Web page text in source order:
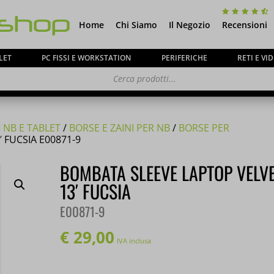
PC FISSI E WORKSTATION PERIFERICHE RETI E
Home Chi Siamo Il Negozio Recensioni
NB E TABLET/ BORSE E ZAINI PER NB/ BORSE PER
FUCSIA E00871-9
BOMBATA SLEEVE LAPTOP
13′ FUCSIA
E00871-9
€29,00 IVA inclusa
e tutti gli
ordinipervenuti in questi giorni
partire dal 24 Agosto